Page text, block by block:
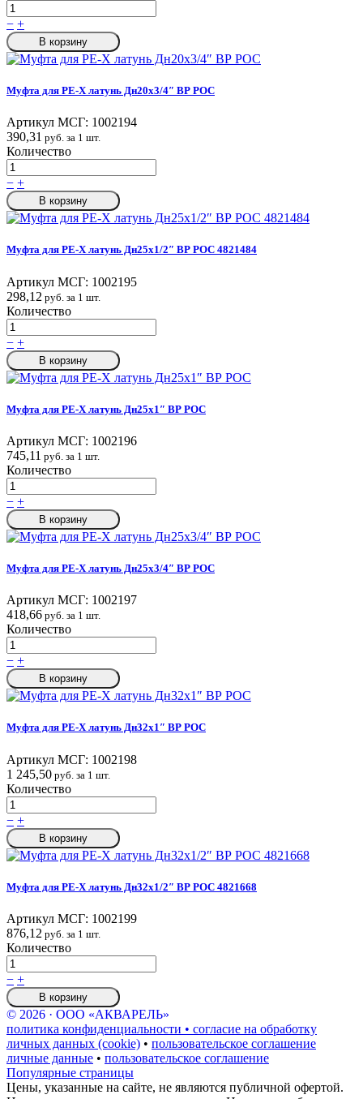
− +
В корзину
Муфта для PE-X латунь Дн20х3/4″ ВР РОС
Артикул МСГ: 1002194
390,31 руб. за 1 шт.
Количество
− +
В корзину
Муфта для PE-X латунь Дн25х1/2″ ВР РОС 4821484
Артикул МСГ: 1002195
298,12 руб. за 1 шт.
Количество
− +
В корзину
Муфта для PE-X латунь Дн25х1″ ВР РОС
Артикул МСГ: 1002196
745,11 руб. за 1 шт.
Количество
− +
В корзину
Муфта для PE-X латунь Дн25х3/4″ ВР РОС
Артикул МСГ: 1002197
418,66 руб. за 1 шт.
Количество
− +
В корзину
Муфта для PE-X латунь Дн32х1″ ВР РОС
Артикул МСГ: 1002198
1 245,50 руб. за 1 шт.
Количество
− +
В корзину
Муфта для PE-X латунь Дн32х1/2″ ВР РОС 4821668
Артикул МСГ: 1002199
876,12 руб. за 1 шт.
Количество
− +
В корзину
© 2026 · ООО «АКВАРЕЛЬ»
политика конфиденциальности • согласие на обработку
личных данных (cookie) • пользовательское соглашение
личные данные • пользовательское соглашение
Популярные страницы
Цены, указанные на сайте, не являются публичной офертой.